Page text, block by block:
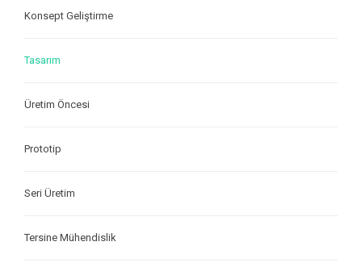
Konsept Geliştirme
Tasarım
Üretim Öncesi
Prototip
Seri Üretim
Tersine Mühendislik